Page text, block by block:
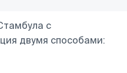
с
двумя способами: